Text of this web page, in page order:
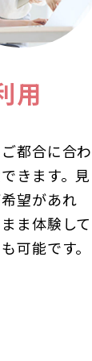
用
都合に合わ
きます。見
望があれ
ま体験して
可能です。